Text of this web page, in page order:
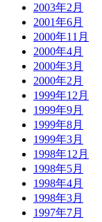
2003年2月
2001年6月
2000年11月
2000年4月
2000年3月
2000年2月
1999年12月
1999年9月
1999年8月
1999年3月
1998年12月
1998年5月
1998年4月
1998年3月
1997年7月